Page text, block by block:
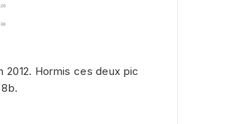
2012. Hormis ces deux pic